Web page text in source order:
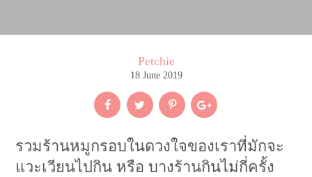
Petchie
18 June 2019
รวมร้านหมูกรอบในดวงใจของเราที่มักจะ
แวะเวียนไปกิน หรือ บางร้านกินไม่กี่ครั้ง